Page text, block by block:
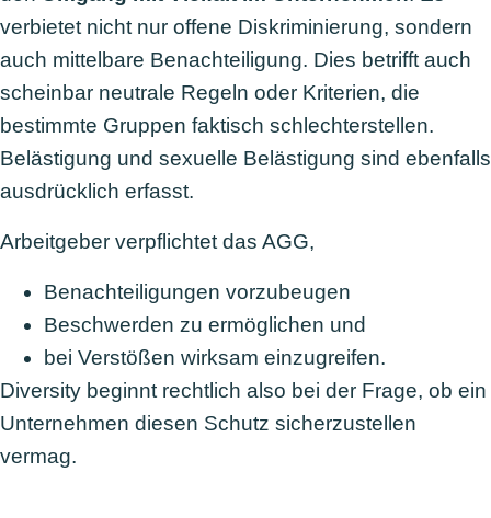
verbietet nicht nur offene Diskriminierung, sondern
auch mittelbare Benachteiligung. Dies betrifft auch
scheinbar neutrale Regeln oder Kriterien, die
bestimmte Gruppen faktisch schlechterstellen.
Belästigung und sexuelle Belästigung sind ebenfalls
ausdrücklich erfasst.
Arbeitgeber verpflichtet das AGG,
Benachteiligungen vorzubeugen
Beschwerden zu ermöglichen und
bei Verstößen wirksam einzugreifen.
Diversity beginnt rechtlich also bei der Frage, ob ein
Unternehmen diesen Schutz sicherzustellen
vermag.